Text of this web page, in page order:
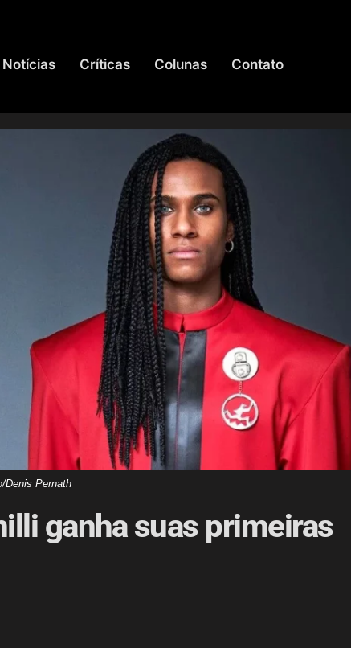
Notícias Críticas Colunas Contato
Denis Pernath
ganha suas primeiras